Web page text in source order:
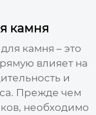
камня
камня – это
влияет на
и
Прежде чем
необходимо